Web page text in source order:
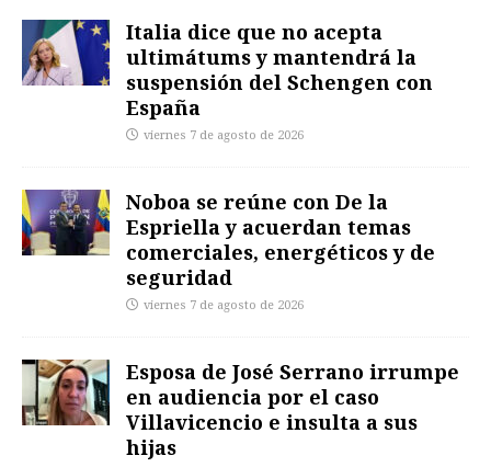
Italia dice que no acepta
ultimátums y mantendrá la
suspensión del Schengen con
España
viernes 7 de agosto de 2026
Noboa se reúne con De la
Espriella y acuerdan temas
comerciales, energéticos y de
seguridad
viernes 7 de agosto de 2026
Esposa de José Serrano irrumpe
en audiencia por el caso
Villavicencio e insulta a sus
hijas